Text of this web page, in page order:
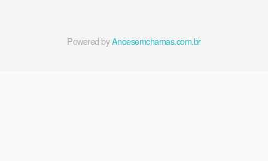
Powered byAnoesemchamas.com.br